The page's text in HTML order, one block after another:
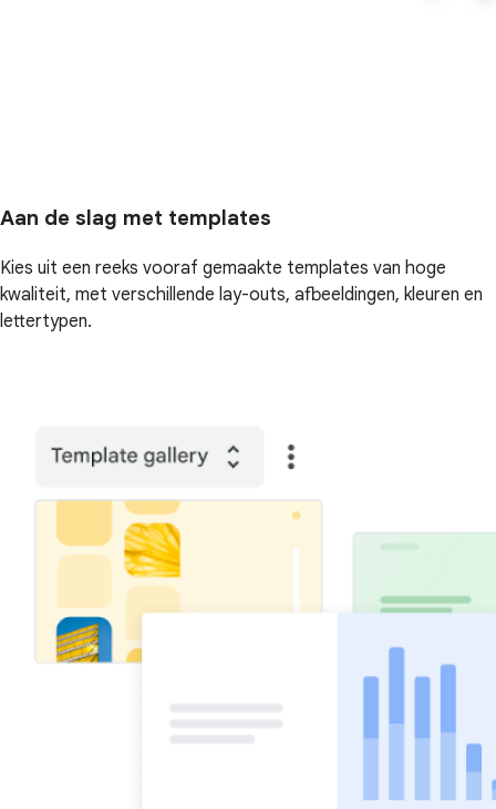
Aan de slag met templates
Kies uit een reeks vooraf gemaakte templates van hoge
kwaliteit, met verschillende lay-outs, afbeeldingen, kleuren en
lettertypen.